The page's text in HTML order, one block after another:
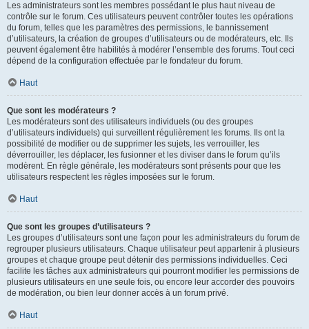
Les administrateurs sont les membres possédant le plus haut niveau de
contrôle sur le forum. Ces utilisateurs peuvent contrôler toutes les opérations
du forum, telles que les paramètres des permissions, le bannissement
d’utilisateurs, la création de groupes d’utilisateurs ou de modérateurs, etc. Ils
peuvent également être habilités à modérer l’ensemble des forums. Tout ceci
dépend de la configuration effectuée par le fondateur du forum.
Haut
Que sont les modérateurs ?
Les modérateurs sont des utilisateurs individuels (ou des groupes
d’utilisateurs individuels) qui surveillent régulièrement les forums. Ils ont la
possibilité de modifier ou de supprimer les sujets, les verrouiller, les
déverrouiller, les déplacer, les fusionner et les diviser dans le forum qu’ils
modèrent. En règle générale, les modérateurs sont présents pour que les
utilisateurs respectent les règles imposées sur le forum.
Haut
Que sont les groupes d’utilisateurs ?
Les groupes d’utilisateurs sont une façon pour les administrateurs du forum de
regrouper plusieurs utilisateurs. Chaque utilisateur peut appartenir à plusieurs
groupes et chaque groupe peut détenir des permissions individuelles. Ceci
facilite les tâches aux administrateurs qui pourront modifier les permissions de
plusieurs utilisateurs en une seule fois, ou encore leur accorder des pouvoirs
de modération, ou bien leur donner accès à un forum privé.
Haut